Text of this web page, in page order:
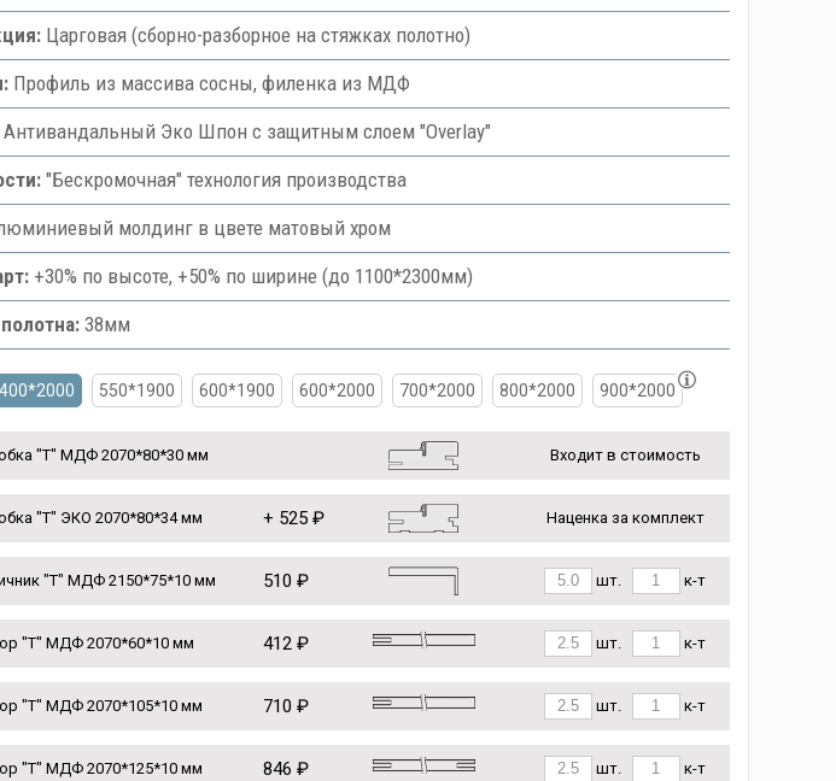
Царговая (сборно-разборное на стяжках полотно)
Профиль из массива сосны, филенка из МДФ
Эко Шпон с защитным слоем "Overlay"
"Бескромочная" технология производства
молдинг в цвете матовый хром
+30% по высоте, +50% по ширине (до 1100*2300мм)
38мм
400*2000 550*1900 600*1900 600*2000 700*2000 800*2000 900*2000
"Т" МДФ 2070*80*30 мм Входит в стоимость
"Т" ЭКО 2070*80*34 мм + 525 ₽ Наценка за комплект
"Т" МДФ 2150*75*10 мм 510 ₽ шт. к-т
"Т" МДФ 2070*60*10 мм 412 ₽ шт. к-т
"Т" МДФ 2070*105*10 мм 710 ₽ шт. к-т
"Т" МДФ 2070*125*10 мм 846 ₽ шт. к-т